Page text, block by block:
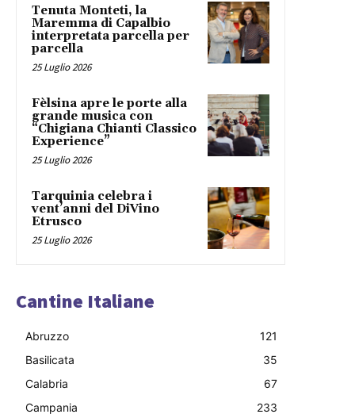
Tenuta Monteti, la
Maremma di Capalbio
interpretata parcella per
parcella
25 Luglio 2026
Fèlsina apre le porte alla
grande musica con
“Chigiana Chianti Classico
Experience”
25 Luglio 2026
Tarquinia celebra i
vent’anni del DiVino
Etrusco
25 Luglio 2026
Cantine Italiane
Abruzzo
121
Basilicata
35
Calabria
67
Campania
233